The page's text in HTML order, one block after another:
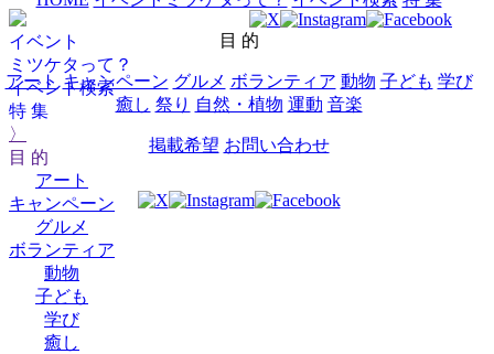
イベント
ミツケタって？
イベント検索
特 集
〉
目 的
アート
キャンペーン
グルメ
ボランティア
動物
子ども
学び
癒し
目 的
アート キャンペーン グルメ ボランティア 動物 子ども 学び
癒し 祭り 自然・植物 運動 音楽
掲載希望 お問い合わせ